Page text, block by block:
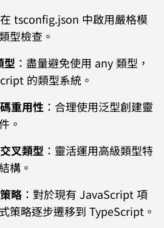
在 tsconfig.json 中啟用嚴格模
型檢查。
型 ：盡量避免使用 any 類型，
的類型系統。
重用性 ：合理使用泛型創建靈
。
叉類型 ：靈活運用高級類型特
構。
略 ：對於現有 JavaScript 項
策略逐步遷移到 TypeScript。